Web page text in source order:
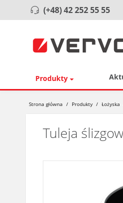
(+48) 42 252 55 55
Produkty
Strona główna / Produkty / Łożyska
Tuleja